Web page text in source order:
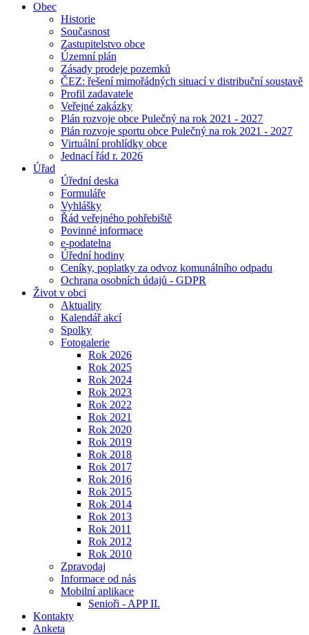
Obec
Historie
Současnost
Zastupitelstvo obce
Územní plán
Zásady prodeje pozemků
ČEZ: řešení mimořádných situací v distribuční soustavě
Profil zadavatele
Veřejné zakázky
Plán rozvoje obce Pulečný na rok 2021 - 2027
Plán rozvoje sportu obce Pulečný na rok 2021 - 2027
Virtuální prohlídky obce
Jednací řád r. 2026
Úřad
Úřední deska
Formuláře
Vyhlášky
Řád veřejného pohřebiště
Povinné informace
e-podatelna
Úřední hodiny
Ceníky, poplatky za odvoz komunálního odpadu
Ochrana osobních údajů - GDPR
Život v obci
Aktuality
Kalendář akcí
Spolky
Fotogalerie
Rok 2026
Rok 2025
Rok 2024
Rok 2023
Rok 2022
Rok 2021
Rok 2020
Rok 2019
Rok 2018
Rok 2017
Rok 2016
Rok 2015
Rok 2014
Rok 2013
Rok 2011
Rok 2012
Rok 2010
Zpravodaj
Informace od nás
Mobilní aplikace
Senioři - APP II.
Kontakty
Anketa